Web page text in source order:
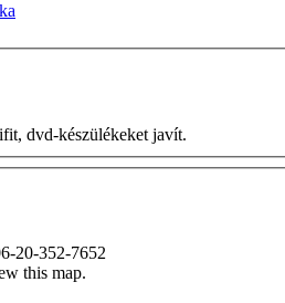
dvd-készülékeket javít.
20-352-7652
this map.